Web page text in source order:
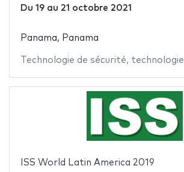
Du 19au 21 octobre 2021
Panama, Panama
Technologie de sécurité, technologie
ISS World Latin America 2019